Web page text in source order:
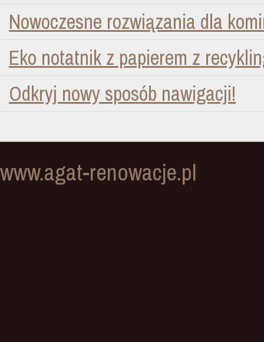
Nowoczesne rozwiązania dla
Eko notatnik z papierem z
Odkryj nowy sposób nawigacji!
www.agat-renowacje.pl